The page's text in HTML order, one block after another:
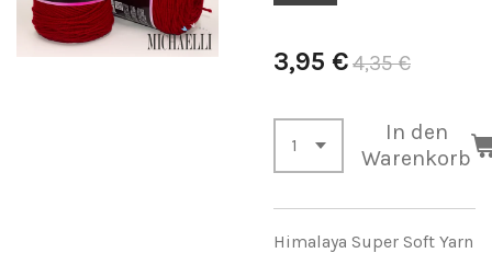
3,95 €4,35 €
In den
Warenkorb
Himalaya Super Soft Yarn